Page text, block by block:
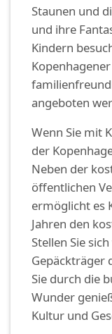
Staunen und
und ihre
Kindern
angeboten
Wenn Sie mit
der
Neben der
öffentlichen
ermöglicht es
Jahren den
Stellen Sie
Gepäckträger
Sie durch die
Wunder
Kultur und